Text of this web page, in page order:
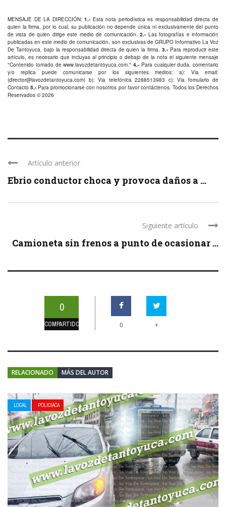
MENSAJE DE LA DIRECCIÓN:1.- Esta nota periodística es responsabilidad directa de
quien la firma, por lo cual, su publicación no depende única ni exclusivamente del punto
de vista de quien dirige este medio de comunicación.2.- Las fotografías e información
publicadas en este medio de comunicación, son exclusivas de GRUPO Informativo La Voz
De Tantoyuca, bajo la responsabilidad directa de quien la firma.3.- Para reproducir este
artículo, es necesario que incluyas al principio o debajo de la nota el siguiente mensaje
"Contenido tomado dewww.lavozdetantoyuca.com." 4.- Para cualquier duda, comentario
y/o replica puede comunicarse por los siguientes medios: a): Via email:
(director@lavozdetantoyuca.com) b): Via telefónica 2288513983 c): Via fomulario de
Contacto 5.- Para promocionarse con nosotros por favorcontáctenos. Todos los Derechos
Reservados © 2026
Artículo anterior
Ebrio conductor choca y provoca daños a ...
Siguiente artículo
Camioneta sin frenos a punto de ocasionar ...
0
COMPARTIDOS 0 +
RELACIONADO MÁS DEL AUTOR
LOCAL POLICIACA